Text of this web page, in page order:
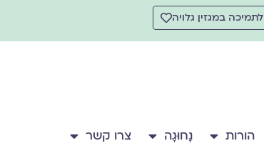
לתמיכה במגזין גלויה
הורות נָחוּגָה צרו קשר